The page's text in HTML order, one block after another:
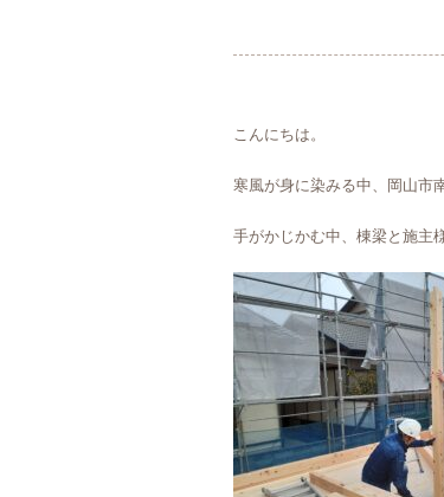
こんにちは。
寒風が身に染みる中、岡山市
手がかじかむ中、棟梁と施主